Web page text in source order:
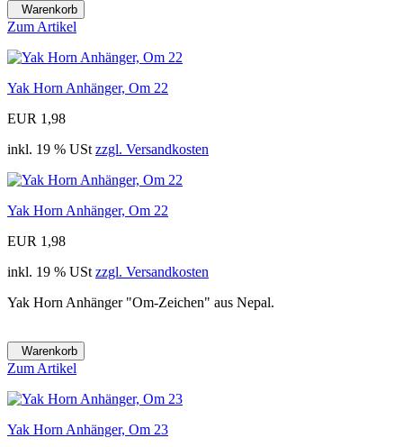
Warenkorb
Zum Artikel
Yak Horn Anhänger, Om 22
EUR 1,98
inkl. 19 % USt zzgl. Versandkosten
Yak Horn Anhänger, Om 22
EUR 1,98
inkl. 19 % USt zzgl. Versandkosten
Yak Horn Anhänger "Om-Zeichen" aus Nepal.
Warenkorb
Zum Artikel
Yak Horn Anhänger, Om 23